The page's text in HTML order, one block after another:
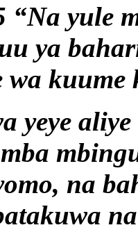
“Na yule
ya
wa
yeye
na